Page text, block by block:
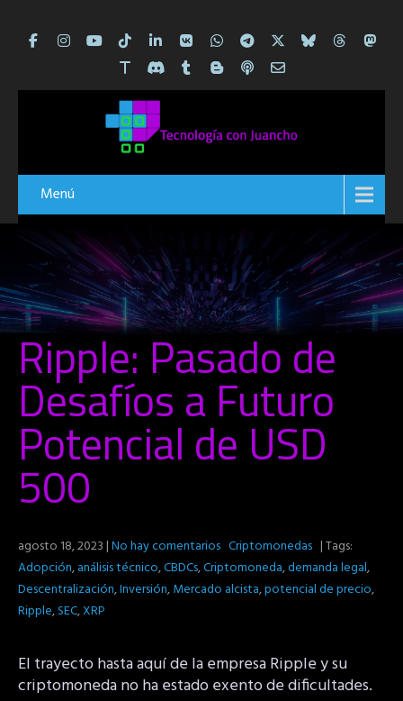
Menú
Ripple: Pasado de
Desafíos a Futuro
Potencial de USD
500
agosto 18, 2023|No hay comentarios Criptomonedas | Tags:
Adopción,análisis técnico,CBDCs,Criptomoneda,demanda legal,
Descentralización,Inversión,Mercado alcista,potencial de precio,
Ripple,SEC,XRP
El trayecto hasta aquí de la empresa Ripple y su
criptomoneda no ha estado exento de dificultades.